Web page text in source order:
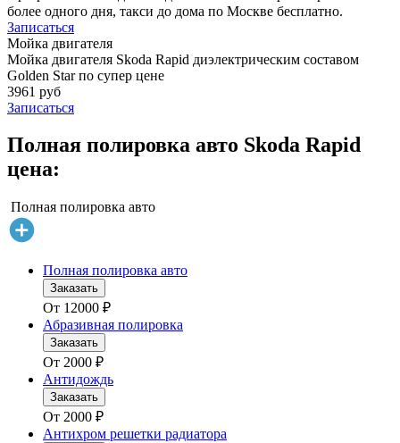
более одного дня, такси до дома по Москве бесплатно.
Записаться
Мойка двигателя
Мойка двигателя Skoda Rapid диэлектрическим составом
Golden Star по супер цене
3961 руб
Записаться
Полная полировка авто Skoda Rapid
цена:
Полная полировка авто
Полная полировка авто
Заказать
От 12000 ₽
Абразивная полировка
Заказать
От 2000 ₽
Антидождь
Заказать
От 2000 ₽
Антихром решетки радиатора